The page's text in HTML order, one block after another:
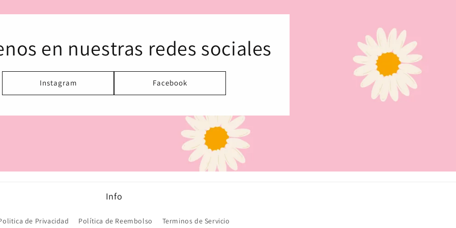
en nuestras redes sociales
Instagram Facebook
Info
de Privacidad Política de Reembolso Terminos de Servicio